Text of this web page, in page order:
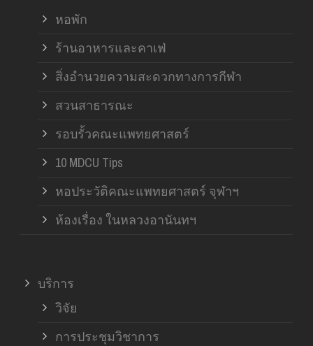
หอพัก
ร้านอาหารและคาเฟ่
สิ่งอำนวยความสะดวกทางการกีฬา
สวนสาธารณะ
รอบรั้วคณะแพทยศาสตร์
10 MDCU Tips
หอประวัติคณะแพทยศาสตร์ จุฬาฯ
ห้องเรื่อง ในหลวงอานันทฯ
บริการ
วิจัย
การประชุมวิชาการ